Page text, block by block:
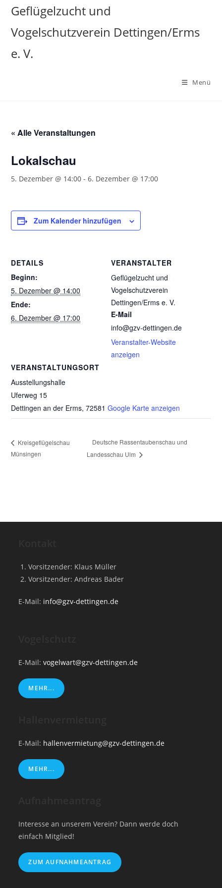
Zum
Inhalt
springen
Geflügelzucht und
Vogelschutzverein Dettingen/Erms
e. V.
Menü
« Alle Veranstaltungen
Lokalschau
5. Dezember @ 14:00 -6. Dezember @ 17:00
Zum Kalender hinzufügen
DETAILS
Beginn:
5. Dezember @ 14:00
Ende:
6. Dezember @ 17:00
VERANSTALTUNGSORT
Ausstellungshalle
Uferweg 15
Dettingen an der Erms, 72581 Google Karte anzeigen
VERANSTALTER
Geflügelzucht und
Vogelschutzverein
Dettingen/Erms e. V.
E-Mail
info@gzv-dettingen.de
Veranstalter-Website
anzeigen
Kreisgeflügelschau
Münsingen
Deutsche Rassentaubenschau und
Landesschau Ulm
Vorsitzender: Klaus Müller
Vorsitzender: Andreas Bader
E-Mail: info@gzv-dettingen.de
E-Mail:vogelwart@gzv-dettingen.de
MEHR...
E-Mail: hallenvermietung@gzv-dettingen.de
MEHR...
Interesse an unserem Verein? Dann werde doch
einfach Mitglied!
ZUM AUFNAHMEANTRAG